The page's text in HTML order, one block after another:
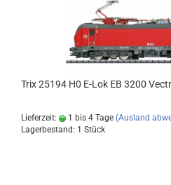
Trix 25194 H0 E-Lok EB 3200
Lieferzeit: 1 bis 4 Tage (Ausland
Lagerbestand: 1 Stück